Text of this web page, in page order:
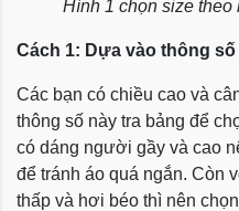
Hình 1 chọn size
Cách 1: Dựa vào thông
Các bạn có chiều cao và
thông số này tra bảng để
có dáng người gầy và cao
để tránh áo quá ngắn. Còn
thấp và hơi béo thì nên